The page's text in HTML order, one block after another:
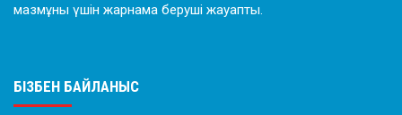
мазмұны үшін жарнама беруші жауапты.
БІЗБЕН БАЙЛАНЫС